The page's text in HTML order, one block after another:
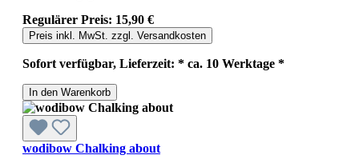
Regulärer Preis: 15,90 €
Preis inkl. MwSt. zzgl. Versandkosten
Sofort verfügbar, Lieferzeit: * ca. 10 Werktage *
In den Warenkorb
wodibow Chalking about